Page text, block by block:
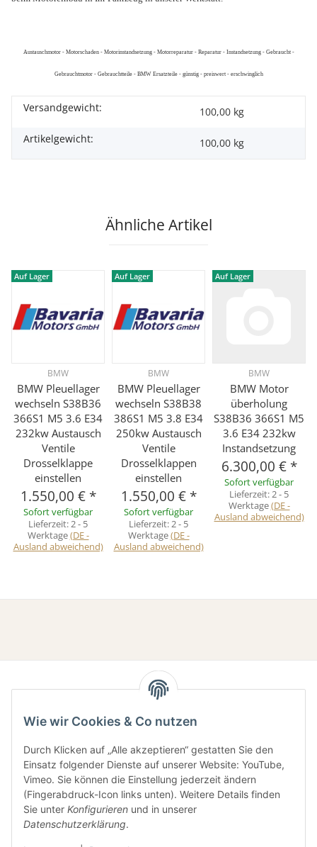
Austauschmotor - Motorschaden - Motorinstandsetzung - Motorreparatur - Reparatur - Instandsetzung - Gebraucht -
Gebrauchtmotor - Gebrauchtteile - BMW Ersatzteile - günstig - preiswert - erschwinglich
Versandgewicht:
100,00 kg
Artikelgewicht:
100,00 kg
Ähnliche Artikel
Auf Lager
BMW
BMW Pleuellager
wechseln S38B36
366S1 M5 3.6 E34
232kw Austausch
Ventile
Drosselklappe
einstellen
1.550,00 € *
Sofort verfügbar
Lieferzeit:2 - 5
Werktage(DE -
Ausland abweichend)
Auf Lager
BMW
BMW Pleuellager
wechseln S38B38
386S1 M5 3.8 E34
250kw Austausch
Ventile
Drosselklappen
einstellen
1.550,00 € *
Sofort verfügbar
Lieferzeit:2 - 5
Werktage(DE -
Ausland abweichend)
Auf Lager
BMW
BMW Motor
überholung
S38B36 366S1 M5
3.6 E34 232kw
Instandsetzung
6.300,00 € *
Sofort verfügbar
Lieferzeit:2 - 5
Werktage(DE -
Ausland abweichend)
Gesetzliche Informationen
Informationen
Wie wir Cookies & Co nutzen
Durch Klicken auf „Alle akzeptieren“ gestatten Sie den
Einsatz folgender Dienste auf unserer Website: YouTube,
Vimeo. Sie können die Einstellung jederzeit ändern
(Fingerabdruck-Icon links unten). Weitere Details finden
Sie unter Konfigurieren und in unserer
Datenschutzerklärung.